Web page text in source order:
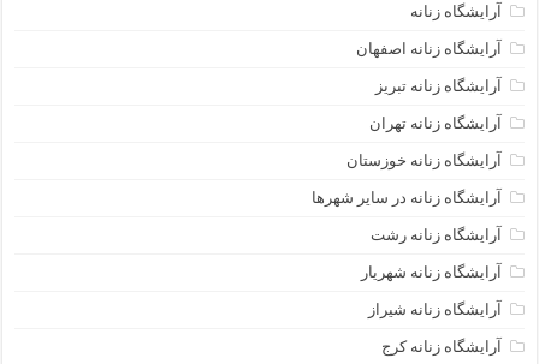
آرایشگاه زنانه
آرایشگاه زنانه اصفهان
آرایشگاه زنانه تبریز
آرایشگاه زنانه تهران
آرایشگاه زنانه خوزستان
آرایشگاه زنانه در سایر شهرها
آرایشگاه زنانه رشت
آرایشگاه زنانه شهریار
آرایشگاه زنانه شیراز
آرایشگاه زنانه کرج